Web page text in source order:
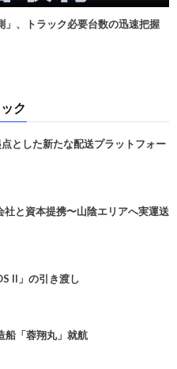
」、トラック必要台数の迅速把握
ク
とした新たな配送プラットフォー
と資本提携〜山陰エリアへ実運送
II」の引き渡し
船「蓉翔丸」就航